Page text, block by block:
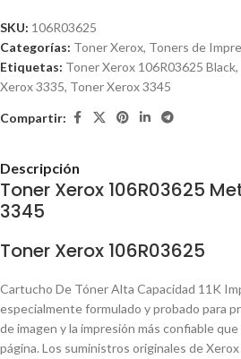
SKU: 106R03625
Categorías: Toner Xerox, Toners de
Etiquetas: Toner Xerox 106R03625 Black,
Xerox 3335, Toner Xerox 3345
Compartir:
Descripción
Toner Xerox 106R03625
3345
Toner Xerox 106R03625
Cartucho De Tóner Alta Capacidad 11K
especialmente formulado y probado para
de imagen y la impresión más confiable
página. Los suministros originales de